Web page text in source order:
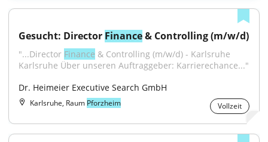
Gesucht: Director Finance & Controlling (m/w/d)
"...Director Finance & Controlling (m/w/d) - Karlsruhe
Karlsruhe Über unseren Auftraggeber: Karrierechance..."
Dr. Heimeier Executive Search GmbH
Karlsruhe, Raum Pforzheim Vollzeit